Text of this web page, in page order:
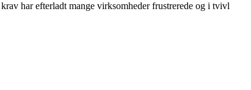
har efterladt mange virksomheder frustrerede og i tvivl